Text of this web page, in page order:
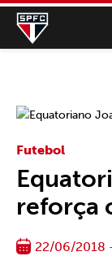
Futebol
reforça
22/06/2018